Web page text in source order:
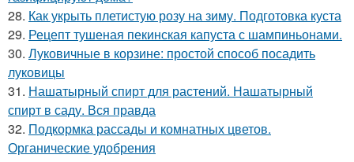
28. Как укрыть плетистую розу на зиму. Подготовка куста
29. Рецепт тушеная пекинская капуста с шампиньонами.
30. Луковичные в корзине: простой способ посадить
луковицы
31. Нашатырный спирт для растений. Нашатырный
спирт в саду. Вся правда
32. Подкормка рассады и комнатных цветов.
Органические удобрения